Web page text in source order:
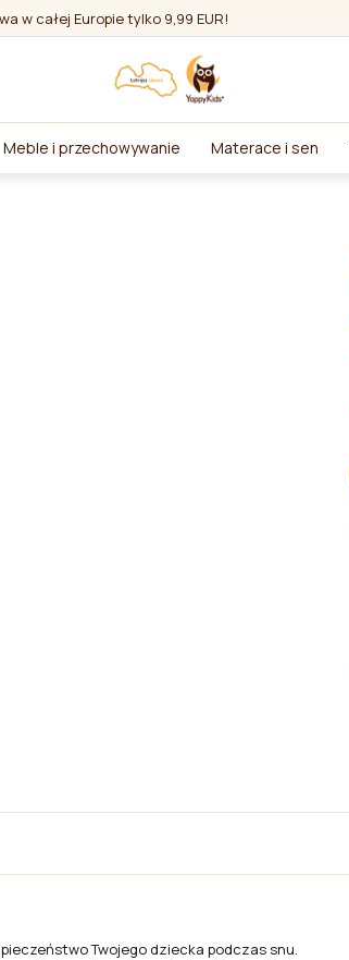
w całej Europie tylko 9,99 EUR!
Meble i przechowywanie Materace i sen
Twojego dziecka podczas snu.